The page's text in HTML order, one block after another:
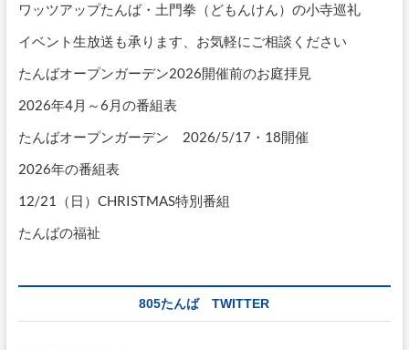
ワッツアップたんば・土門拳（どもんけん）の小寺巡礼
イベント生放送も承ります、お気軽にご相談ください
たんばオープンガーデン2026開催前のお庭拝見
2026年4月～6月の番組表
たんばオープンガーデン 2026/5/17・18開催
2026年の番組表
12/21（日）CHRISTMAS特別番組
たんばの福祉
805たんば TWITTER